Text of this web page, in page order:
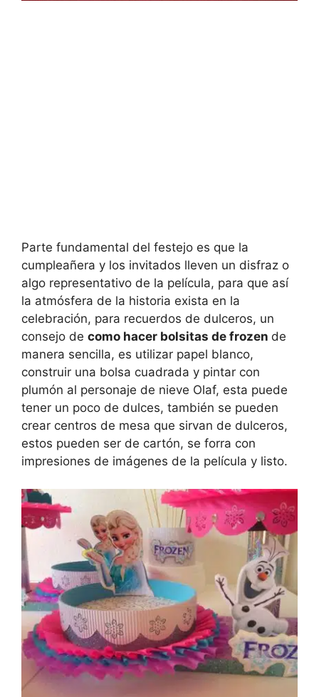
Parte fundamental del festejo es que la
cumpleañera y los invitados lleven un disfraz o
algo representativo de la película, para que así
la atmósfera de la historia exista en la
celebración, para recuerdos de dulceros, un
consejo de como hacer bolsitas de frozen de
manera sencilla, es utilizar papel blanco,
construir una bolsa cuadrada y pintar con
plumón al personaje de nieve Olaf, esta puede
tener un poco de dulces, también se pueden
crear centros de mesa que sirvan de dulceros,
estos pueden ser de cartón, se forra con
impresiones de imágenes de la película y listo.